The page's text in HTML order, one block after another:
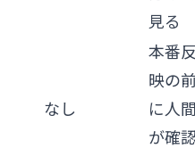
見る
なし
本番
映の
に人
が確